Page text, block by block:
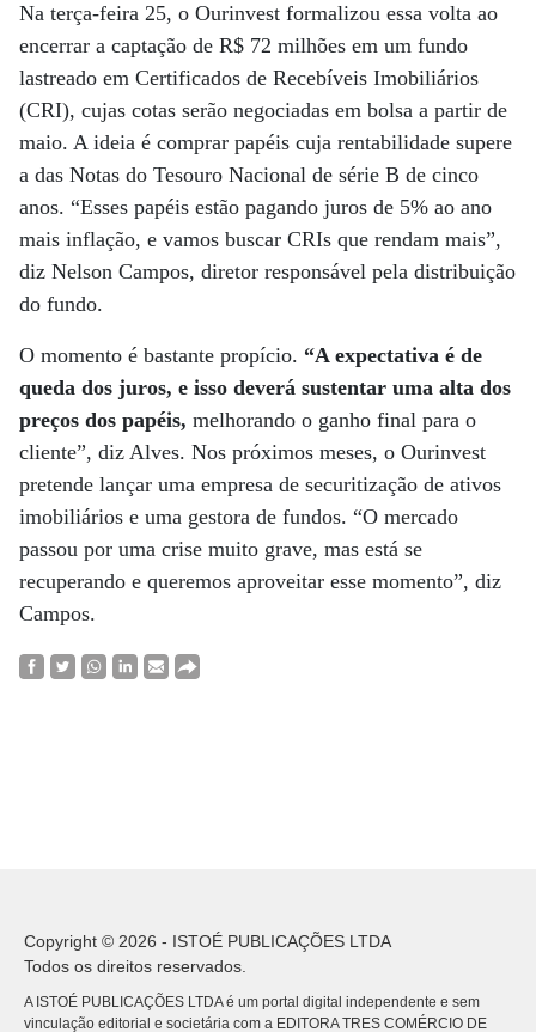
Na terça-feira 25, o Ourinvest formalizou essa volta ao
encerrar a captação de R$ 72 milhões em um fundo
lastreado em Certificados de Recebíveis Imobiliários
(CRI), cujas cotas serão negociadas em bolsa a partir de
maio. A ideia é comprar papéis cuja rentabilidade supere
a das Notas do Tesouro Nacional de série B de cinco
anos. “Esses papéis estão pagando juros de 5% ao ano
mais inflação, e vamos buscar CRIs que rendam mais”,
diz Nelson Campos, diretor responsável pela distribuição
do fundo.
O momento é bastante propício. “A expectativa é de
queda dos juros, e isso deverá sustentar uma alta dos
preços dos papéis, melhorando o ganho final para o
cliente”, diz Alves. Nos próximos meses, o Ourinvest
pretende lançar uma empresa de securitização de ativos
imobiliários e uma gestora de fundos. “O mercado
passou por uma crise muito grave, mas está se
recuperando e queremos aproveitar esse momento”, diz
Campos.
Copyright © 2026 - ISTOÉ PUBLICAÇÕES LTDA
Todos os direitos reservados.
A ISTOÉ PUBLICAÇÕES LTDA é um portal digital independente e sem
vinculação editorial e societária com a EDITORA TRES COMÉRCIO DE